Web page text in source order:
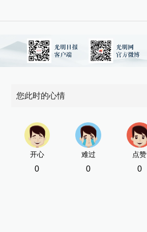
您此时的心情
开心
0
难过
0
点赞
0